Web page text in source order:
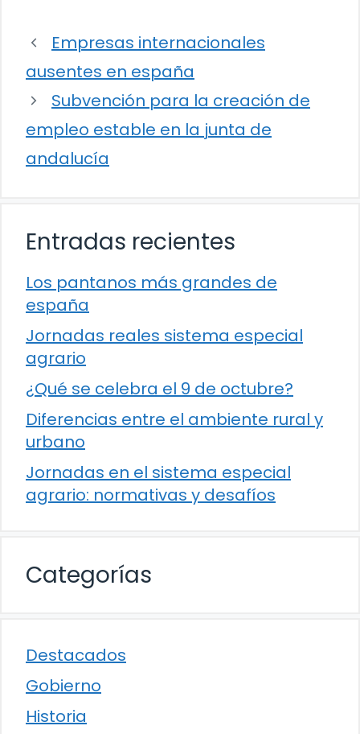
Empresas internacionales
ausentes en españa
Subvención para la creación de
empleo estable en la junta de
andalucía
Entradas recientes
Los pantanos más grandes de
españa
Jornadas reales sistema especial
agrario
¿Qué se celebra el 9 de octubre?
Diferencias entre el ambiente rural y
urbano
Jornadas en el sistema especial
agrario: normativas y desafíos
Categorías
Destacados
Gobierno
Historia